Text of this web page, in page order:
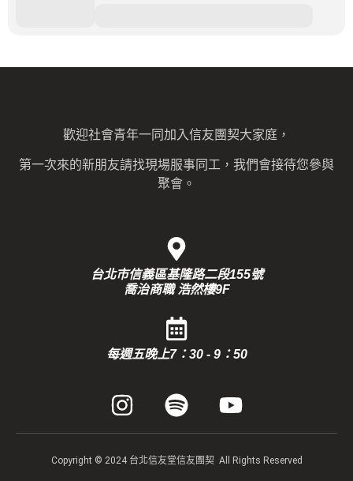
歡迎社會青年一同加入信友團契大家庭，
第一次來的新朋友請找現場服事同工，我們會接待您參與
聚會。
台北市信義區基隆路二段155號
喬治商職 浩然樓9F
每週五晚上7：30 - 9：50
Copyright © 2024 台北信友堂信友團契 All Rights Reserved